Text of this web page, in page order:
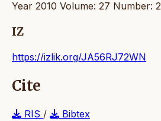
Year 2010 Volume: 27 Number: 2
IZ
https://izlik.org/JA56RJ72WN
Cite
RIS /
Bibtex